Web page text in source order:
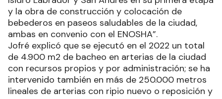
y la obra de construcción y colocación de
bebederos en paseos saludables de la ciudad,
ambas en convenio con el ENOSHA”.
Jofré explicó que se ejecutó en el 2022 un total
de 4.900 m2 de bacheo en arterias de la ciudad
con recursos propios y por administración; se ha
intervenido también en más de 250.000 metros
lineales de arterias con ripio nuevo o reposición y